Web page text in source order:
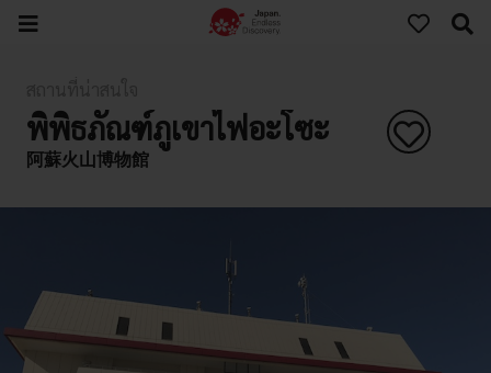
พิพิธภัณฑ์ภูเขาไฟอะโซะ
阿蘇火山博物館